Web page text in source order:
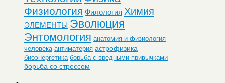
Физиология Филология Химия
ЭЛЕМЕНТЫ Эволюция
Энтомология анатомия и физиология
человека антиматерия астрофизика
биоэнергетика борьба с вредными привычками
борьба со стрессом